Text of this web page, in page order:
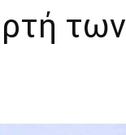
των